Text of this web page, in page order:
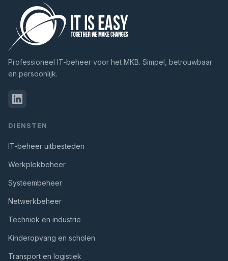
Professioneel IT-beheer voor het MKB. Simpel, betrouwbaar
en persoonlijk.
DIENSTEN
IT-beheer uitbesteden
Werkplekbeheer
Systeembeheer
Netwerkbeheer
Techniek en industrie
Kinderopvang en scholen
Transport en logistiek